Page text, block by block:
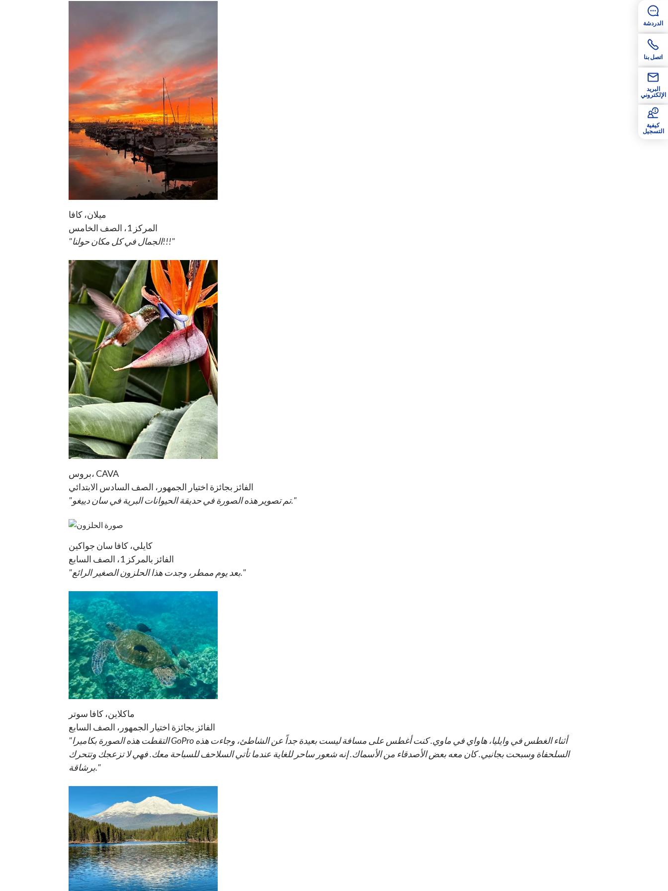
ميلان، كافا
المركز 1، الصف الخامس
"الجمال في كل مكان حولنا!!!"
بروس، CAVA
الفائز بجائزة اختيار الجمهور، الصف السادس الابتدائي
"
تم تصوير هذه الصورة في حديقة الحيوانات البرية في سان دييغو."
كايلي، كافا سان جواكين
الفائز بالمركز 1، الصف السابع
"
بعد يوم ممطر، وجدت هذا الحلزون الصغير الرائع."
ماكلاين، كافا سوتر
الفائز بجائزة اختيار الجمهور، الصف السابع
"التقطت هذه الصورة بكاميرا GoPro أثناء الغطس في وايليا، هاواي في ماوي. كنت أغطس على مسافة ليست بعيدة جداً عن الشاطئ، وجاءت هذه
السلحفاة وسبحت بجانبي. كان معه بعض الأصدقاء من الأسماك. إنه شعور ساحر للغاية عندما تأتي السلاحف للسباحة معك. فهي لا تزعجك وتتحرك
برشاقة."
الدردشة
اتصل بنا
البريد
الإلكتروني
كيفية
التسجيل